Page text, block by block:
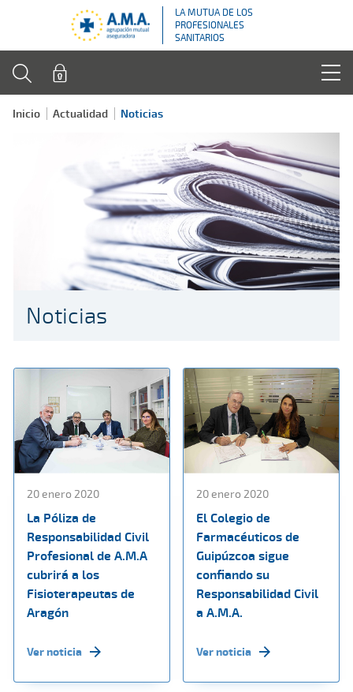
LA MUTUA DE LOS
PROFESIONALES
SANITARIOS
Inicio Actualidad Noticias
Noticias
20 enero 2020
La Póliza de
Responsabilidad Civil
Profesional de A.M.A
cubrirá a los
Fisioterapeutas de
Aragón
Ver noticia
20 enero 2020
El Colegio de
Farmacéuticos de
Guipúzcoa sigue
confiando su
Responsabilidad Civil
a A.M.A.
Ver noticia